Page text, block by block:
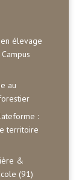
élevage
au
:
territoire
&
(91)